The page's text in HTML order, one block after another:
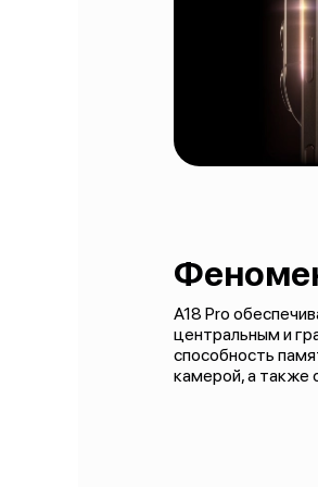
A18 Pro
центральным и
способность
камерой, а также